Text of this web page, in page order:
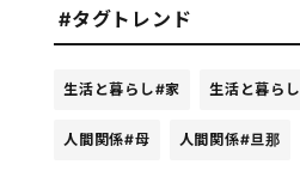
#タグトレンド
生活と暮らし#家 生活と暮らし
人間関係#母 人間関係#旦那